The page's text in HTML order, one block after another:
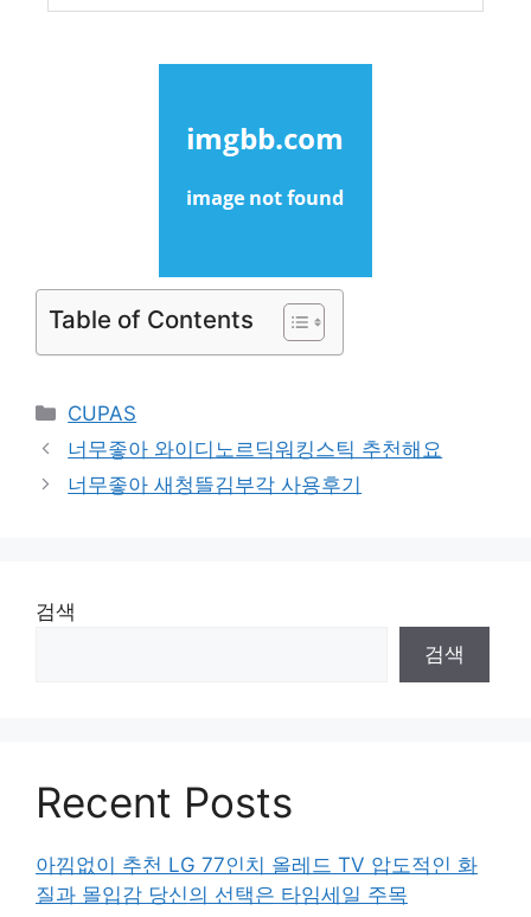
Table of Contents
Categories
CUPAS
너무좋아 와이디노르딕워킹스틱 추천해요
너무좋아 새청뜰김부각 사용후기
검색
검색
Recent Posts
아낌없이 추천 LG 77인치 올레드 TV 압도적인 화
질과 몰입감 당신의 선택은 타임세일 주목